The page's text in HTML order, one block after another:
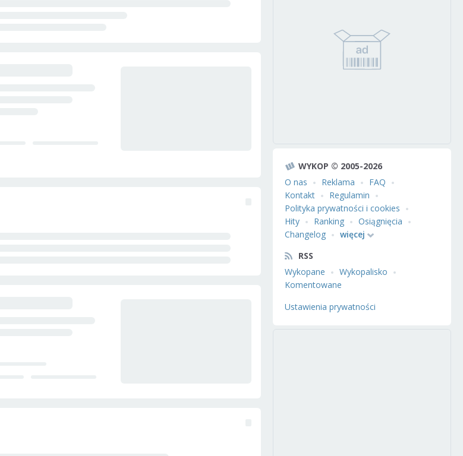
WYKOP © 2005-2026
O nas
Reklama
FAQ
Kontakt
Regulamin
Polityka prywatności i cookies
Hity
Ranking
Osiągnięcia
Changelog
więcej
RSS
Wykopane
Wykopalisko
Komentowane
Ustawienia prywatności